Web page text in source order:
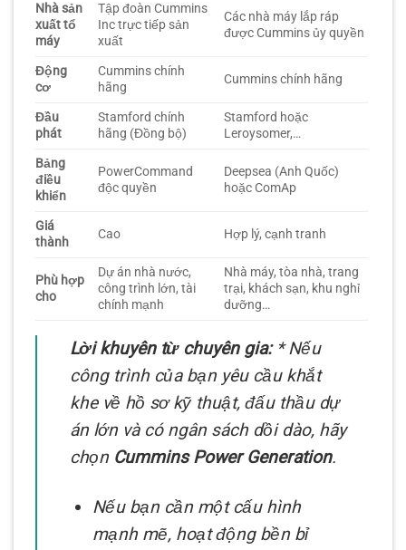
Nhà sản
xuất tổ
máy
Tập đoàn Cummins
Inc trực tiếp sản
xuất
Các nhà máy lắp ráp
được Cummins ủy quyền
Động
cơ
Cummins chính
hãng
Cummins chính hãng
Đầu
phát
Stamford chính
hãng (Đồng bộ)
Stamford hoặc
Leroysomer,…
Bảng
điều
khiển
PowerCommand
độc quyền
Deepsea (Anh Quốc)
hoặc ComAp
Giá
thành
Cao Hợp lý, cạnh tranh
Phù hợp
cho
Dự án nhà nước,
công trình lớn, tài
chính mạnh
Nhà máy, tòa nhà, trang
trại, khách sạn, khu nghỉ
dưỡng…
Lời khuyên từ chuyên gia:* Nếu
công trình của bạn yêu cầu khắt
khe về hồ sơ kỹ thuật, đấu thầu dự
án lớn và có ngân sách dồi dào, hãy
chọn Cummins Power Generation.
Nếu bạn cần một cấu hình
mạnh mẽ, hoạt động bền bỉ